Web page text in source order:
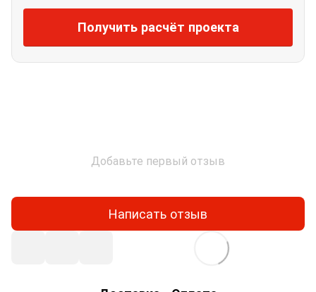
Получить расчёт проекта
Добавьте первый отзыв
Написать отзыв